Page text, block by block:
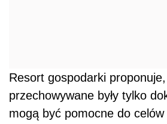
Resort gospodarki
przechowywane były tylko
mogą być pomocne do